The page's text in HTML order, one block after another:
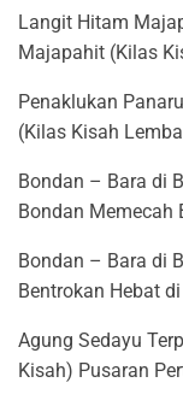
Langit Hitam
Majapahit (Kilas
Penaklukan
(Kilas Kisah
Bondan – Bara di
Bondan Memecah
Bondan – Bara di
Bentrokan Hebat
Agung Sedayu
Kisah) Pusaran